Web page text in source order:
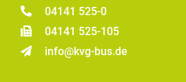
04141 525-0
04141 525-105
info@kvg-bus.de